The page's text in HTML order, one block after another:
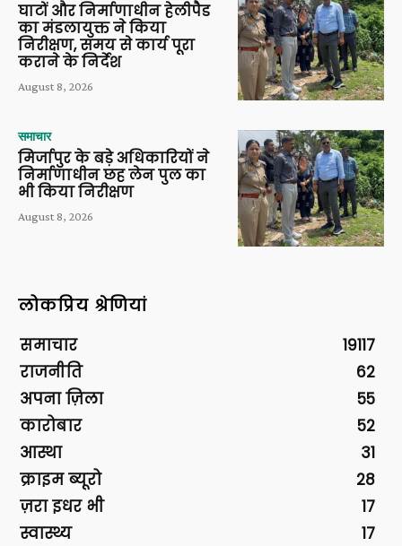
घाटों और निर्माणाधीन हेलीपैड
का मंडलायुक्त ने किया
निरीक्षण, समय से कार्य पूरा
कराने के निर्देश
August 8, 2026
समाचार
मिर्जापुर के बड़े अधिकारियों ने
निर्माणाधीन छह लेन पुल का
भी किया निरीक्षण
August 8, 2026
लोकप्रिय श्रेणियां
समाचार
19117
राजनीति
62
अपना ज़िला
55
कारोबार
52
आस्था
31
क्राइम ब्यूरो
28
ज़रा इधर भी
17
स्वास्थ्य
17